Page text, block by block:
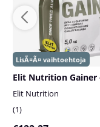
Elit Nutrition
1